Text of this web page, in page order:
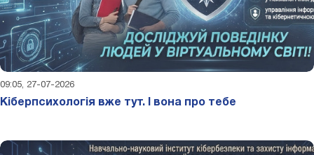
09:05, 27-07-2026
Кіберпсихологія вже тут. І вона про тебе